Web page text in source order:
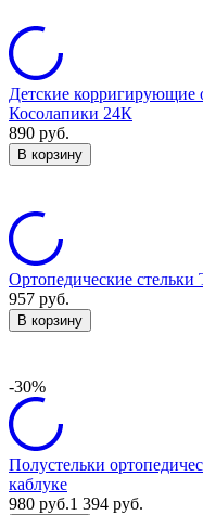
Детские корригирующие
Косолапики 24К
890 руб.
В корзину
Ортопедические
957 руб.
В корзину
-30%
Полустельки
каблуке
980 руб.1 394 руб.